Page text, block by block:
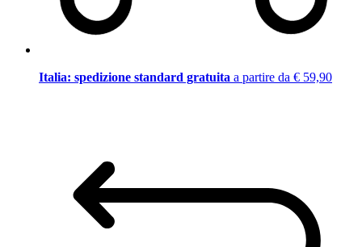
Italia: spedizione standard gratuita a partire da € 59,90